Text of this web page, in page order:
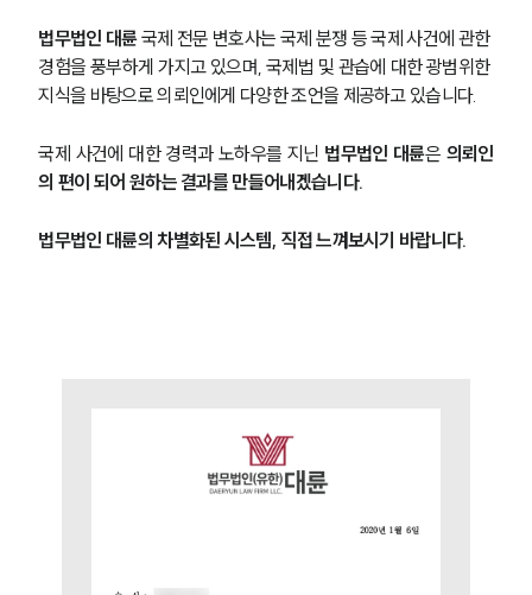
법무법인 대륜 국제 전문 변호사는 국제 분쟁 등 국제 사건에 관한
경험을 풍부하게 가지고 있으며, 국제법 및 관습에 대한 광범위한
지식을 바탕으로 의뢰인에게 다양한 조언을 제공하고 있습니다.
국제 사건에 대한 경력과 노하우를 지닌 법무법인 대륜은 의뢰인
의 편이 되어 원하는 결과를 만들어내겠습니다.
법무법인 대륜의 차별화된 시스템, 직접 느껴보시기 바랍니다.